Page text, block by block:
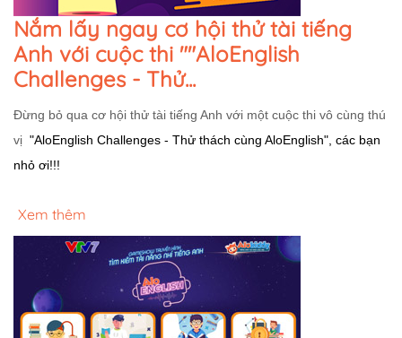
Nắm lấy ngay cơ hội thử tài tiếng
Anh với cuộc thi ""AloEnglish
Challenges - Thử...
Đừng bỏ qua cơ hội thử tài tiếng Anh với một cuộc thi vô cùng thú
vị "AloEnglish Challenges - Thử thách cùng AloEnglish", các bạn
nhỏ ơi!!!
Xem thêm